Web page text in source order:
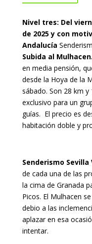
Nivel tres: Del
de 2025 y con
Andalucía
Subida al Mulhacen.
en media pensión,
desde la Hoya de la
sábado. Son 28 km
exclusivo para un
guías. El precio es
habitación doble y
Senderismo Sevilla
de cada una de las
la cima de Granada
Picos. El Mulhacen
debio a las
aplazar en esa
intentar.